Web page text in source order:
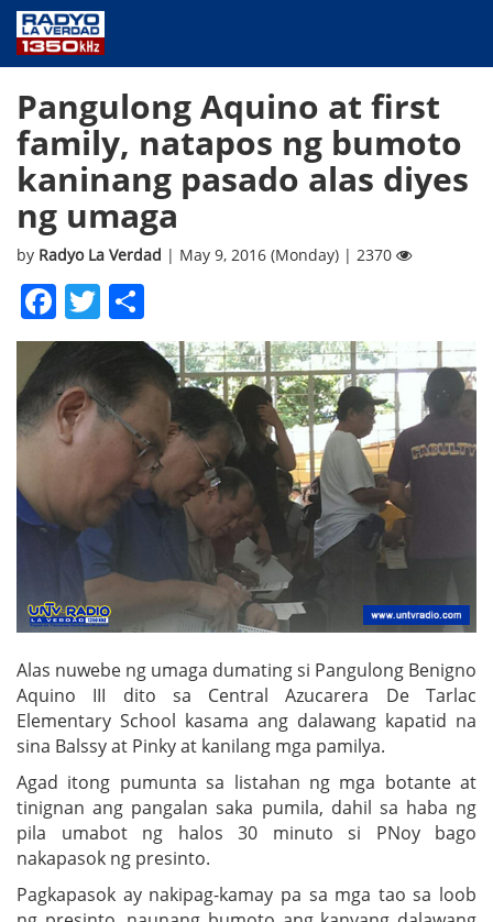
PUBLIC SERVICE
ANNOUNCEMENTS
PROGRAMS
ABOUT
CONTACT US
Pangulong Aquino at first
family, natapos ng bumoto
kaninang pasado alas diyes
ng umaga
by Radyo La Verdad | May 9, 2016 (Monday) | 2370
Facebook
Twitter
Alas nuwebe ng umaga dumating si Pangulong Benigno
Aquino III dito sa Central Azucarera De Tarlac
Elementary School kasama ang dalawang kapatid na
sina Balssy at Pinky at kanilang mga pamilya.
Agad itong pumunta sa listahan ng mga botante at
tinignan ang pangalan saka pumila, dahil sa haba ng
pila umabot ng halos 30 minuto si PNoy bago
nakapasok ng presinto.
Pagkapasok ay nakipag-kamay pa sa mga tao sa loob